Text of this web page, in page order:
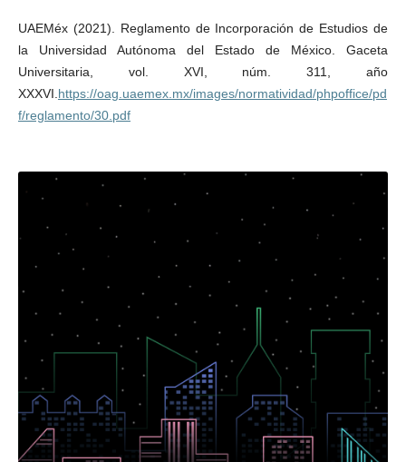
UAEMéx (2021). Reglamento de Incorporación de Estudios de
la Universidad Autónoma del Estado de México. Gaceta
Universitaria, vol. XVI, núm. 311, año
XXXVI. https://oag.uaemex.mx/images/normatividad/phpoffice/pd
f/reglamento/30.pdf